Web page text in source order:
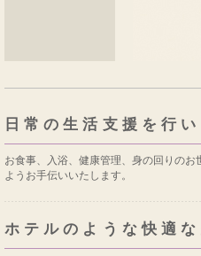
日常の生活支援を行い
お食事、入浴、健康管理、身の回りの
ようお手伝いいたします。
ホテルのような快適